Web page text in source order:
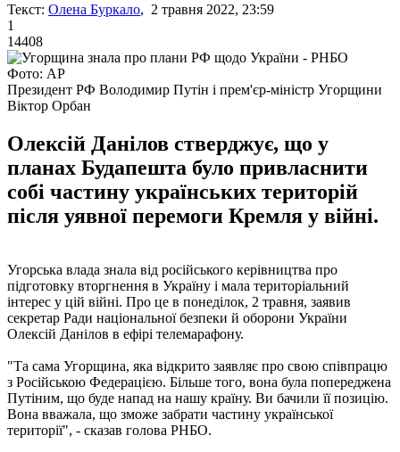
Текст: Олена Буркало, 2 травня 2022, 23:59
1
14408
Фото: АР
Президент РФ Володимир Путін і прем'єр-міністр Угорщини
Віктор Орбан
Олексій Данілов стверджує, що у
планах Будапешта було привласнити
собі частину українських територій
після уявної перемоги Кремля у війні.
Угорська влада знала від російського керівництва про
підготовку вторгнення в Україну і мала територіальний
інтерес у цій війні. Про це в понеділок, 2 травня, заявив
секретар Ради національної безпеки й оборони України
Олексій Данілов в ефірі телемарафону.
"Та сама Угорщина, яка відкрито заявляє про свою співпрацю
з Російською Федерацією. Більше того, вона була попереджена
Путіним, що буде напад на нашу країну. Ви бачили її позицію.
Вона вважала, що зможе забрати частину української
території", - сказав голова РНБО.